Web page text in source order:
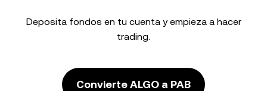
Deposita fondos en tu cuenta y empieza a hacer
trading.
Convierte ALGO a PAB